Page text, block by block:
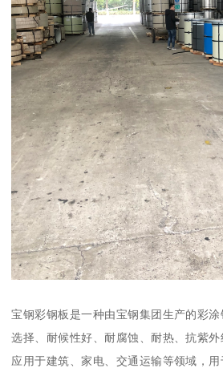
宝钢彩钢板是一种由宝钢集团生产的彩
选择、耐候性好、耐腐蚀、耐热、抗紫
应用于建筑、家电、交通运输等领域，用